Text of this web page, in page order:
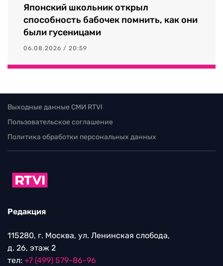
Японский школьник открыл
способность бабочек помнить, как они
были гусеницами
06.08.2026 / 20:59
Выходные данные СМИ RTVI
Пользовательское соглашение
Политика обработки персональных данных
Редакция
115280, г. Москва, ул. Ленинская слобода,
д. 26, этаж 2
тел: +7 (499) 579-86-96